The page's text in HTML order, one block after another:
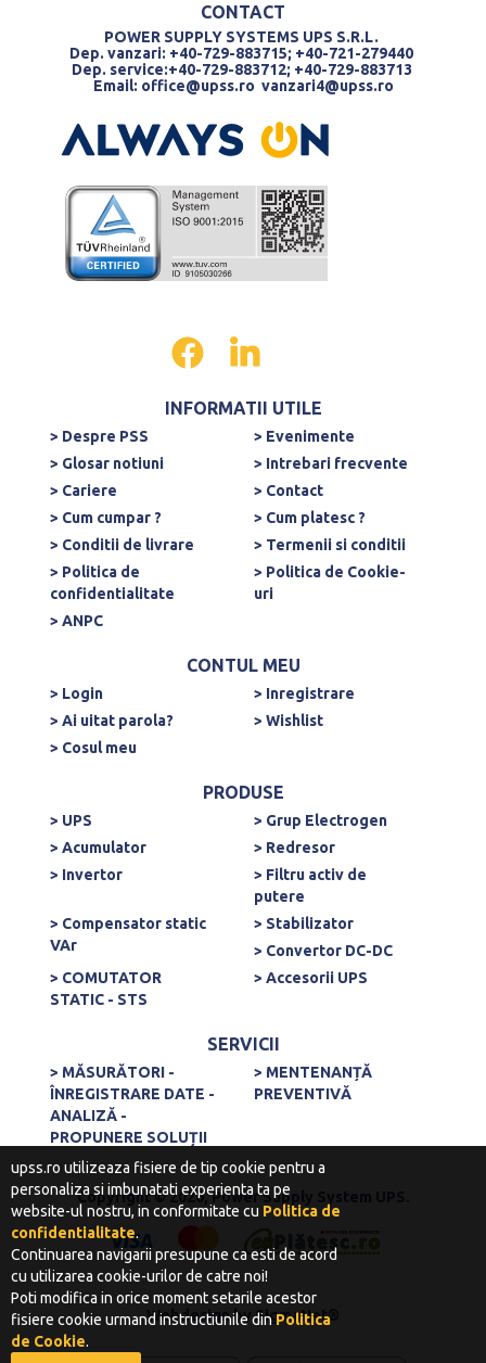
CONTACT
POWER SUPPLY SYSTEMS UPS S.R.L.
Dep. vanzari: +40-729-883715; +40-721-279440
Dep. service:+40-729-883712; +40-729-883713
Email: office@upss.ro vanzari4@upss.ro
INFORMATII UTILE
> Despre PSS
> Evenimente
> Glosar notiuni
> Intrebari frecvente
> Cariere
> Contact
> Cum cumpar ?
> Cum platesc ?
> Conditii de livrare
> Termenii si conditii
> Politica de
confidentialitate
> Politica de Cookie-
uri
> ANPC
CONTUL MEU
> Login
> Inregistrare
> Ai uitat parola?
> Wishlist
> Cosul meu
PRODUSE
> UPS
> Grup Electrogen
> Acumulator
> Redresor
> Invertor
> Filtru activ de
putere
> Compensator static
VAr
> Stabilizator
> Convertor DC-DC
> COMUTATOR
STATIC - STS
> Accesorii UPS
SERVICII
> MĂSURĂTORI -
ÎNREGISTRARE DATE -
ANALIZĂ -
PROPUNERE SOLUȚII
> MENTENANȚĂ
PREVENTIVĂ
Copyright © 2020, Power Supply System UPS.
WebdesignbySigmaNet®
upss.ro utilizeaza fisiere de tip cookie pentru a
personaliza si imbunatati experienta ta pe
website-ul nostru, in conformitate cu Politica de
confidentialitate.
Continuarea navigarii presupune ca esti de acord
cu utilizarea cookie-urilor de catre noi!
Poti modifica in orice moment setarile acestor
fisiere cookie urmand instructiunile din Politica
de Cookie.